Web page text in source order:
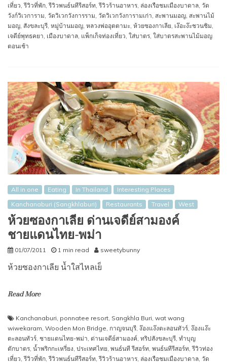
เที่ยว,รีวิวที่พัก,รีวิวพนธ์นทีรีสอร์ท,รีวิวร้านอาหาร, ล่องเรือชมเมืองบาดาล, วัด
วังก์วิเวการาม, วัดวิเวกวังการราม, วัดวิเวกวังการามเก่า, สะพานมอญ, สะพานไม้
มอญ, สังขละบุรี, หมู่บ้านมอญ, หลวงพ่ออุตตามะ, ห้วยซองกาเลีย, เง๊อะง๊ะชวนชิม,
เจดีย์พุทธคยา, เมืองบาดาล, แพ็กเก็จท่องเที่ยว, ใส่บาตร, ใส่บาตรสะพานไม้มอญ
ตอนเช้า
All in one Eating In Thailand
Interesting Places
Kanchanaburi (Sangkhlaburi)
Restaurants Travel West
ห้วยซองกาเลีย ด่านเจดีย์สามองค์
ชายแดนไทย-พม่า
01/07/2011 1 min read sweetybunny
ห้วยซองกาเลีย น้ำใสไหลเย็
Read More
Kanchanaburi, ponnatee resort, Sangkhla Buri, wat wang
wiwekaram, Wooden Mon Bridge, กาญจนบุรี, ง๊องแง๊งตะลอนทัวร์, ง๊องแง๊ะ
ตะลอนทัวร์, ชายแดนไทย-พม่า, ด่านเจดีย์สามองค์, ทริปสังขละบุรี, ทำบุญ
ตักบาตร, น้ำพริกกะเหรี่ยง, ประเทศไทย, พนธ์นที รีสอร์ท, พนธ์นทีรีสอร์ท,รีวิวท่อง
เที่ยว,รีวิวที่พัก,รีวิวพนธ์นทีรีสอร์ท,รีวิวร้านอาหาร, ล่องเรือชมเมืองบาดาล, วัด